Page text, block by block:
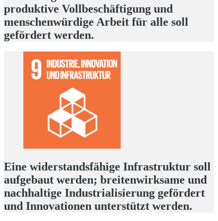
produktive Vollbeschäftigung und
menschenwürdige Arbeit für alle soll
gefördert werden.
Eine widerstandsfähige Infrastruktur soll
aufgebaut werden; breitenwirksame und
nachhaltige Industrialisierung gefördert
und Innovationen unterstützt werden.